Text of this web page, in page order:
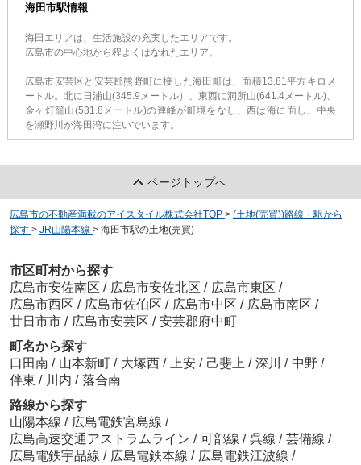
海田市駅情報
海田エリアは、生活施設の充実したエリアです。
広島市の中心地から程よくはなれたエリア。
広島市安芸区と安芸郡熊野町に接した海田町は、面積13.81平方キロメ
ートル。北に日浦山(345.9メートル）、東西に洞所山(641.4メートル)、
金ヶ灯籠山(531.8メートル)の連峰が町境をなし、西は海に面し、中央
を瀬野川が海田湾に注いでいます。
ページトップへ
広島市の不動産満載のアイスタイル株式会社TOP > (土地(売買))路線・駅から
探す > JR山陽本線 > 海田市駅の土地(売買)
市区町村から探す
広島市安佐南区 / 広島市安佐北区 / 広島市東区 /
広島市西区 / 広島市佐伯区 / 広島市中区 / 広島市南区 /
廿日市市 / 広島市安芸区 / 安芸郡府中町
町名から探す
口田南 / 山本新町 / 大塚西 / 上安 / 己斐上 / 深川 / 中野 /
伴東 / 川内 / 落合南
路線から探す
山陽本線 / 広島電鉄宮島線 /
広島高速交通アストラムライン / 可部線 / 呉線 / 芸備線 /
広島電鉄宇品線 / 広島電鉄本線 / 広島電鉄江波線 /